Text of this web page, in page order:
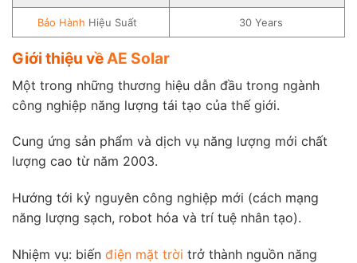
Bảo Hành Hiệu Suất 30 Years
Giới thiệu vềAE Solar
Một trong những thương hiệu dẫn đầu trong ngành
công nghiệp năng lượng tái tạo của thế giới.
Cung ứng sản phẩm và dịch vụ năng lượng mới chất
lượng cao từ năm 2003.
Hướng tới kỷ nguyên công nghiệp mới (cách mạng
năng lượng sạch, robot hóa và trí tuệ nhân tạo).
Nhiệm vụ: biến điện mặt trời trở thành nguồn năng